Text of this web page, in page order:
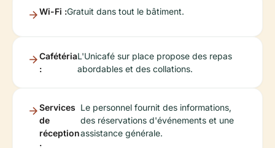
Wi-Fi :Gratuit dans tout le bâtiment.
Cafétéria
:
L'Unicafé sur place propose des repas
abordables et des collations.
Services
de
réception
:
Le personnel fournit des informations,
des réservations d'événements et une
assistance générale.